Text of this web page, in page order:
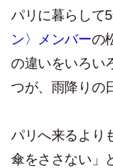
パリに暮らして
ン〉メンバーの
の違いをいろい
つが、雨降りの
パリへ来るより
傘をささない」